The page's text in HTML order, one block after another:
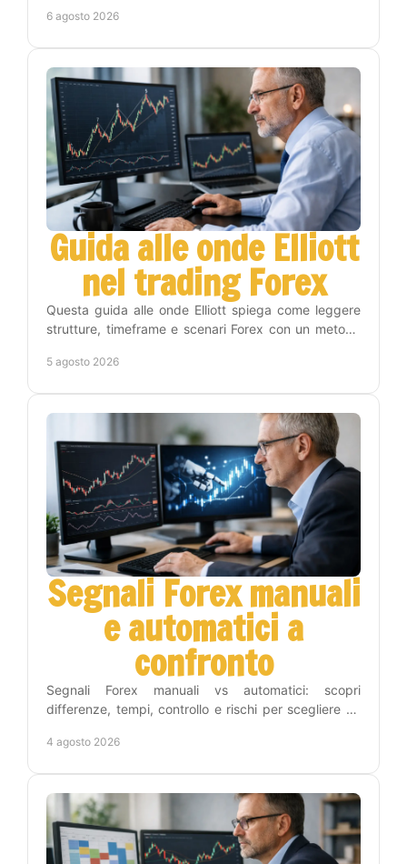
giorno.
6 agosto 2026
Guida alle onde Elliott
nel trading Forex
Questa guida alle onde Elliott spiega come leggere
strutture, timeframe e scenari Forex con un metodo
5 agosto 2026
Segnali Forex manuali
e automatici a
confronto
Segnali Forex manuali vs automatici: scopri
differenze, tempi, controllo e rischi per scegliere un
4 agosto 2026